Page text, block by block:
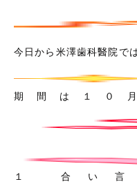
今日から米澤歯科醫院で
期間は１０
１ 合い言